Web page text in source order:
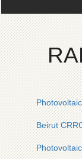
Beirut